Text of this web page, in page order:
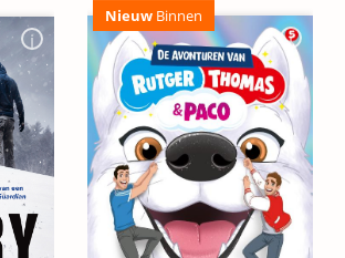
Nieuw Binnen